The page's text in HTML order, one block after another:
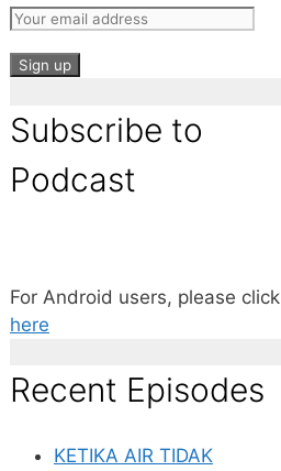
Subscribe to
Podcast
For Android users, please click
here
Recent Episodes
KETIKA AIR TIDAK